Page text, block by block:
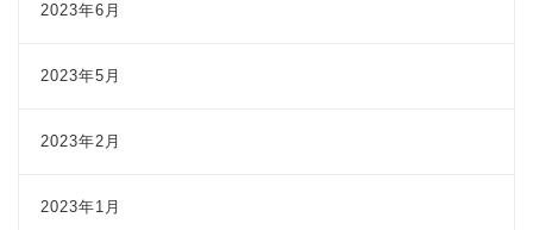
2023年6月
2023年5月
2023年2月
2023年1月